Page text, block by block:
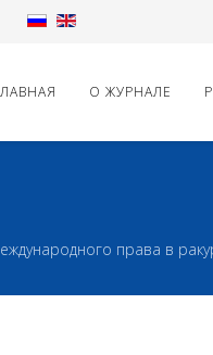
О ЖУРНАЛЕ
права в